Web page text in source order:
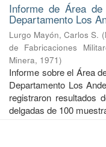
Informe de Área
Departamento Los
Lurgo Mayón, Carlos S. (
de Fabricaciones
Minera, 1971)
Informe sobre el Área
Departamento Los
registraron resultados
delgadas de 100